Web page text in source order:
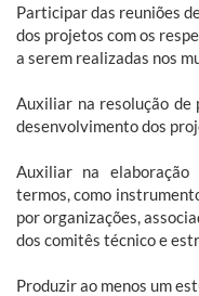
Participar das reuniões
dos projetos com os
a serem realizadas nos
Auxiliar na resolução de
desenvolvimento dos
Auxiliar na elaboração
termos, como
por organizações,
dos comitês técnico e
Produzir ao menos um